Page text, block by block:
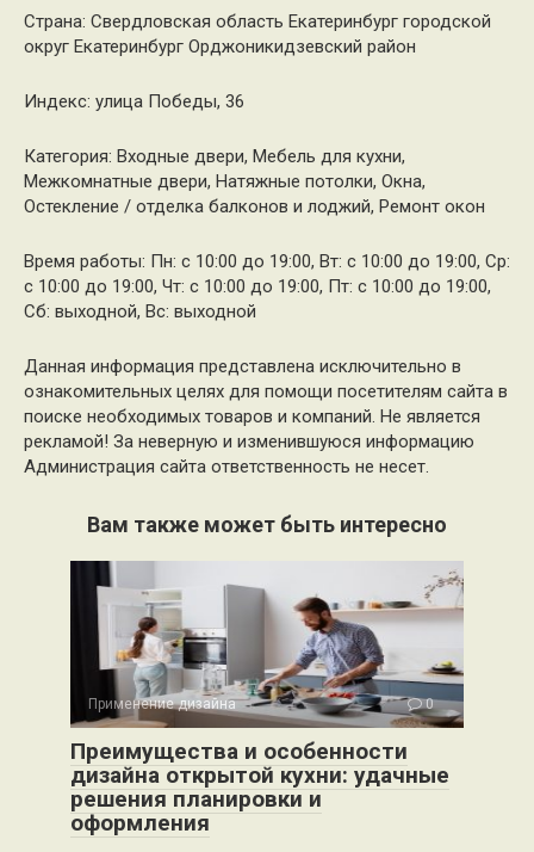
Страна: Свердловская область Екатеринбург городской
округ Екатеринбург Орджоникидзевский район
Индекс: улица Победы, 36
Категория: Входные двери, Мебель для кухни,
Межкомнатные двери, Натяжные потолки, Окна,
Остекление / отделка балконов и лоджий, Ремонт окон
Время работы: Пн: с 10:00 до 19:00, Вт: с 10:00 до 19:00, Ср:
с 10:00 до 19:00, Чт: с 10:00 до 19:00, Пт: с 10:00 до 19:00,
Сб: выходной, Вс: выходной
Данная информация представлена исключительно в
ознакомительных целях для помощи посетителям сайта в
поиске необходимых товаров и компаний. Не является
рекламой! За неверную и изменившуюся информацию
Администрация сайта ответственность не несет.
Вам также может быть интересно
Применение дизайна 0
Преимущества и особенности
дизайна открытой кухни: удачные
решения планировки и
оформления